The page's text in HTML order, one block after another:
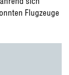
Flugzeuge